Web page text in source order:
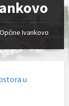
Ivankovo
u